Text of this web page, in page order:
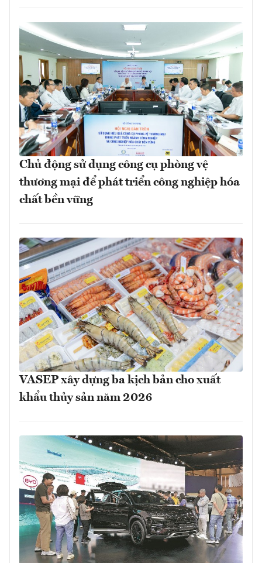
Chủ động sử dụng công cụ phòng vệ
thương mại để phát triển công nghiệp hóa
chất bền vững
VASEP xây dựng ba kịch bản cho xuất
khẩu thủy sản năm 2026